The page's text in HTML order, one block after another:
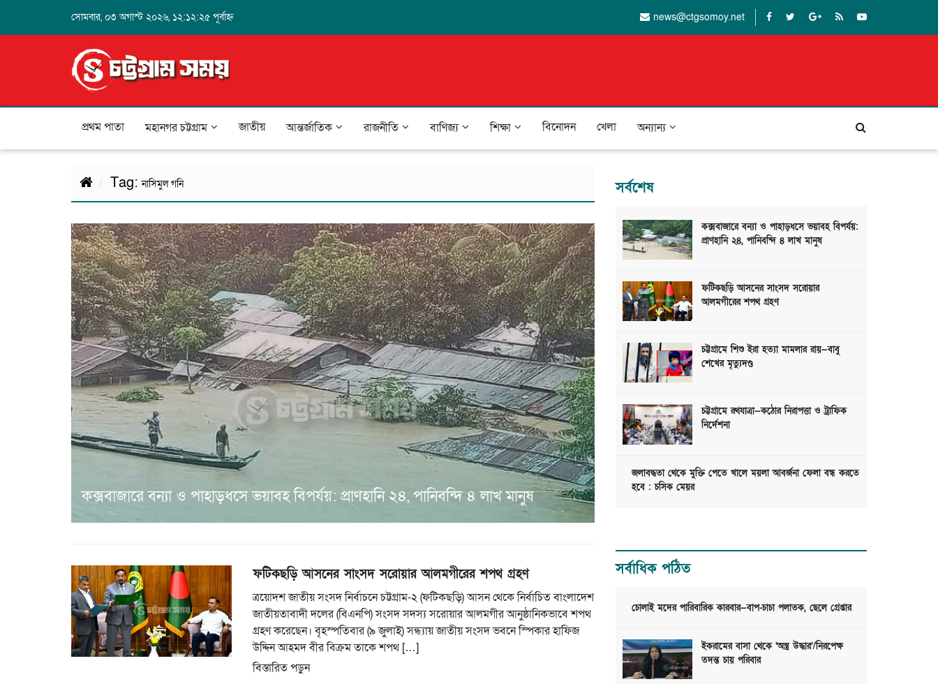
সোমবার, ০৩ অগাস্ট ২০২৬, ১২:১২:২৫ পূর্বাহ্ন news@ctgsomoy.net
প্রথম পাতা মহানগর চট্টগ্রাম জাতীয় আন্তর্জাতিক রাজনীতি বাণিজ্য শিক্ষা বিনোদন খেলা অন্যান্য
Tag:নাসিমুল গনি
কক্সবাজারে বন্যা ও পাহাড়ধসে ভয়াবহ বিপর্যয়: প্রাণহানি ২৪, পানিবন্দি ৪ লাখ মানুষ
ফটিকছড়ি আসনের সাংসদ সরোয়ার আলমগীরের শপথ গ্রহণ
ত্রয়োদশ জাতীয় সংসদ নির্বাচনে চট্টগ্রাম-২ (ফটিকছড়ি) আসন থেকে নির্বাচিত বাংলাদেশ
জাতীয়তাবাদী দলের (বিএনপি) সংসদ সদস্য সরোয়ার আলমগীর আনুষ্ঠানিকভাবে শপথ
গ্রহণ করেছেন। বৃহস্পতিবার (৯ জুলাই) সন্ধ্যায় জাতীয় সংসদ ভবনে স্পিকার হাফিজ
উদ্দিন আহমদ বীর বিক্রম তাকে শপথ […]
বিস্তারিত পড়ুন
সর্বশেষ
কক্সবাজারে বন্যা ও পাহাড়ধসে ভয়াবহ বিপর্যয়:
প্রাণহানি ২৪, পানিবন্দি ৪ লাখ মানুষ
ফটিকছড়ি আসনের সাংসদ সরোয়ার
আলমগীরের শপথ গ্রহণ
চট্টগ্রামে শিশু ইরা হত্যা মামলার রায়—বাবু
শেখের মৃত্যুদণ্ড
চট্টগ্রামে রথযাত্রা—কঠোর নিরাপত্তা ও ট্রাফিক
নির্দেশনা
জলাবদ্ধতা থেকে মুক্তি পেতে খালে ময়লা আবর্জনা ফেলা বন্ধ করতে
হবে : চসিক মেয়র
সর্বাধিক পঠিত
চোলাই মদের পারিবারিক কারবার—বাপ-চাচা পলাতক, ছেলে গ্রেপ্তার
ইকরামের বাসা থেকে ‘অস্ত্র উদ্ধার’/নিরপেক্ষ
তদন্ত চায় পরিবার